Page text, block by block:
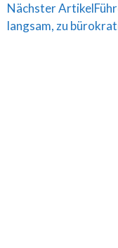
Nächster Artikel
langsam, zu